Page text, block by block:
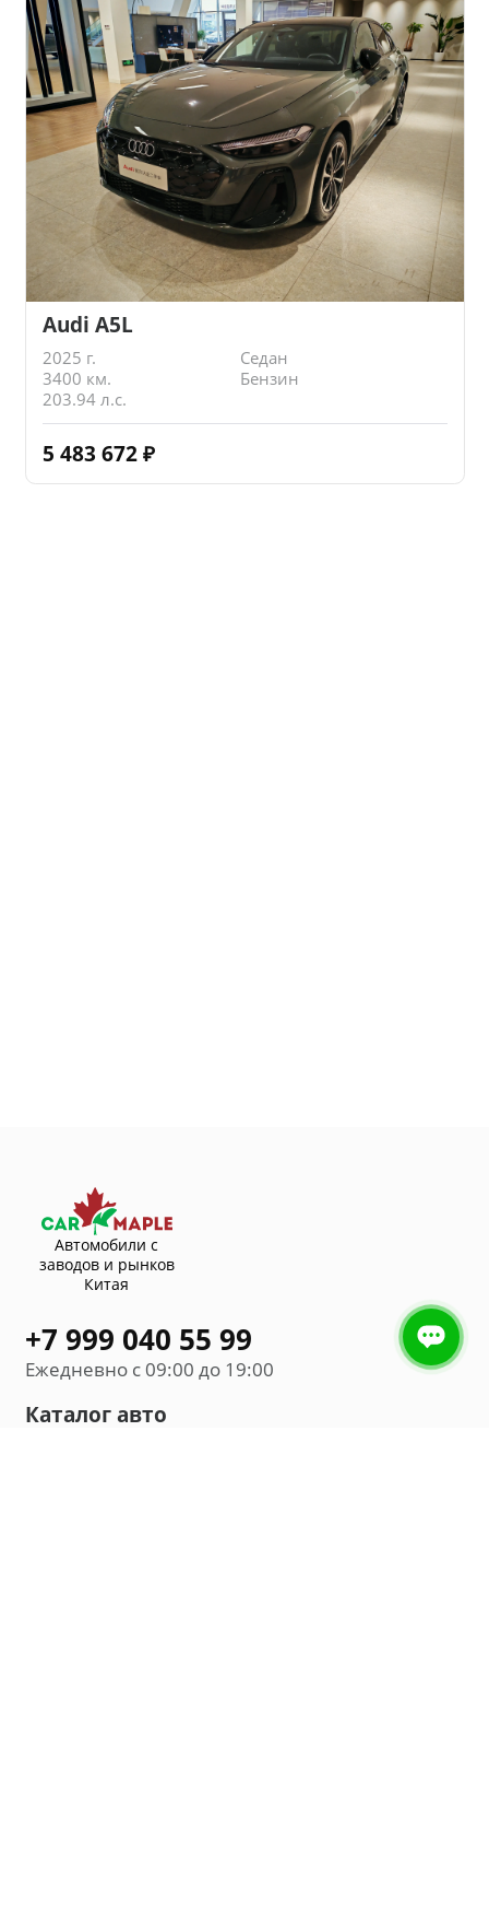
Audi A5L
2025 г.
Седан
3400 км.
Бензин
203.94 л.с.
5 483 672 ₽
Автомобили с
заводов и рынков
Китая
+7 999 040 55 99
Ежедневно с 09:00 до 19:00
Каталог авто